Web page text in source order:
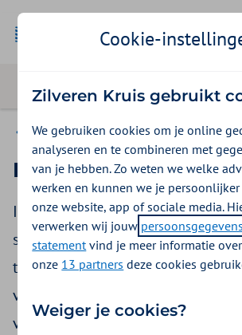
Disvv
​Informatie voor apotheken en
speciaalzaken over (uitwendige)
te gebruiken bij het controleren
van de bloedsuikerspiegel. En
voor het zelf afnemen van bloed:
Cookie-
Zilveren Kruis gebruikt
We gebruiken cookies om je online
analyseren en te combineren met
van je hebben. Zo weten we welke
werken en kunnen we je
onze website, app of sociale media.
verwerken wij jouw persoonsgegevens
statementvind je meer informatie
onze 13 partners deze cookies
Weiger je cookies?